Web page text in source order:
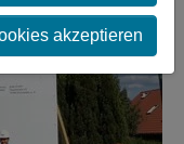
akzeptieren